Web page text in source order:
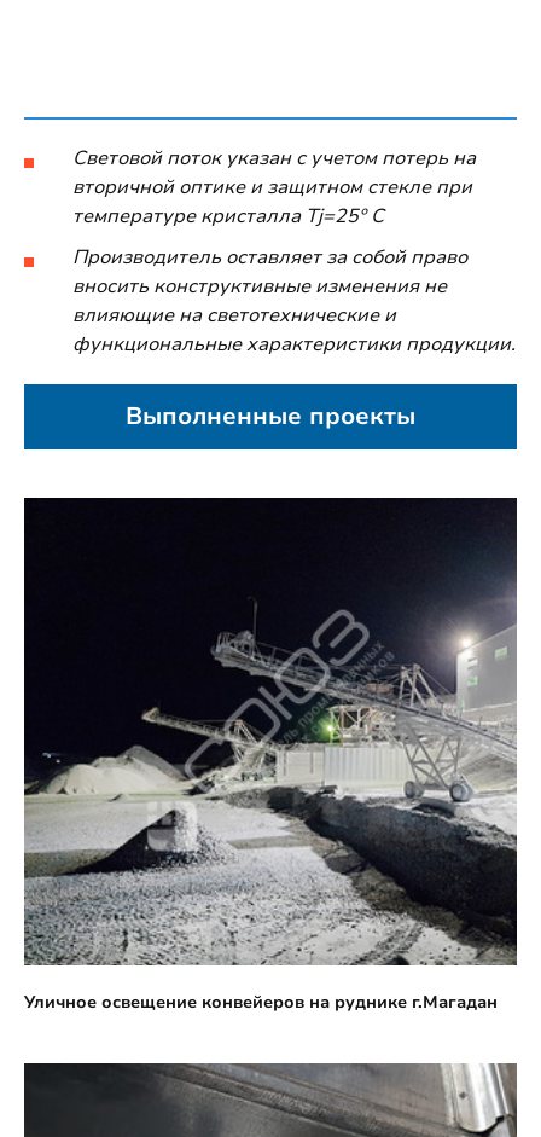
Световой поток указан с учетом потерь на
вторичной оптике и защитном стекле при
температуре кристалла Tj=25º C
Производитель оставляет за собой право
вносить конструктивные изменения не
влияющие на светотехнические и
функциональные характеристики продукции.
Выполненные проекты
Уличное освещение конвейеров на руднике г.Магадан